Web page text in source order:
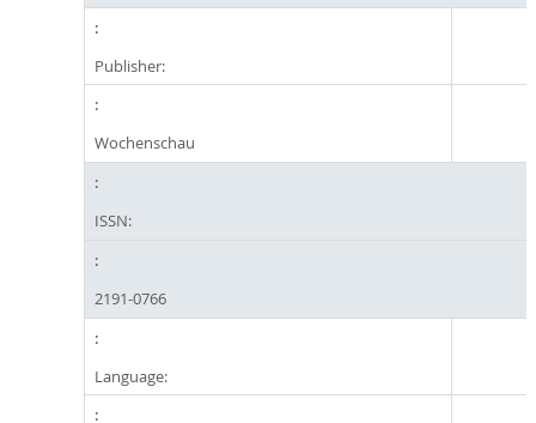
Publisher:
Wochenschau
ISSN:
2191-0766
Language: